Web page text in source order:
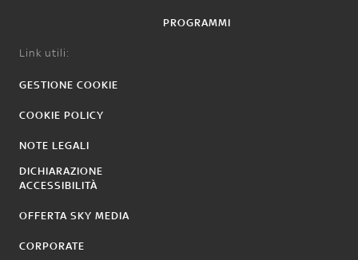
PROGRAMMI
Link utili:
GESTIONE COOKIE
COOKIE POLICY
NOTE LEGALI
DICHIARAZIONE
ACCESSIBILITÀ
OFFERTA SKY MEDIA
CORPORATE